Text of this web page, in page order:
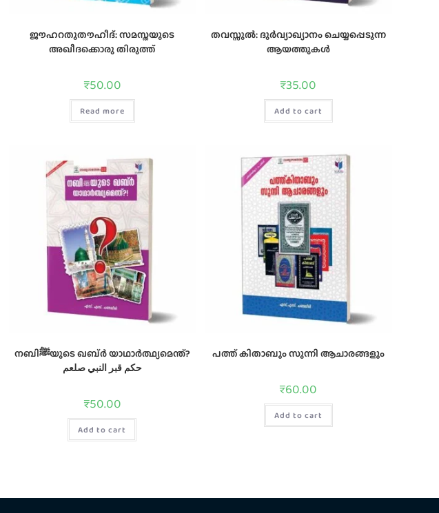
ജൗഹറതുതൗഹീദ്‌: സമസ്തയുടെ
അഖീദക്കൊരു തിരുത്ത്‌
₹50.00
Read more
തവസ്സുല്‍: ദുര്‍വ്യാഖ്യാനം ചെയ്യപ്പെടുന്ന
ആയത്തുകള്‍
₹35.00
Add to cart
നബിﷺയുടെ ഖബ്‌ര്‍ യാഥാര്‍ത്ഥ്യമെന്ത്‌?
حكم قبر النبي صلعم
₹50.00
Add to cart
പത്ത് കിതാബും സുന്നി ആചാരങ്ങളും
₹60.00
Add to cart